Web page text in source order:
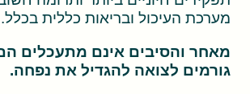
מערכת העיכול ובריאות כללית בכלל.
מאחר והסיבים אינם מתעכלים
גורמים לצואה להגדיל את נפחה.